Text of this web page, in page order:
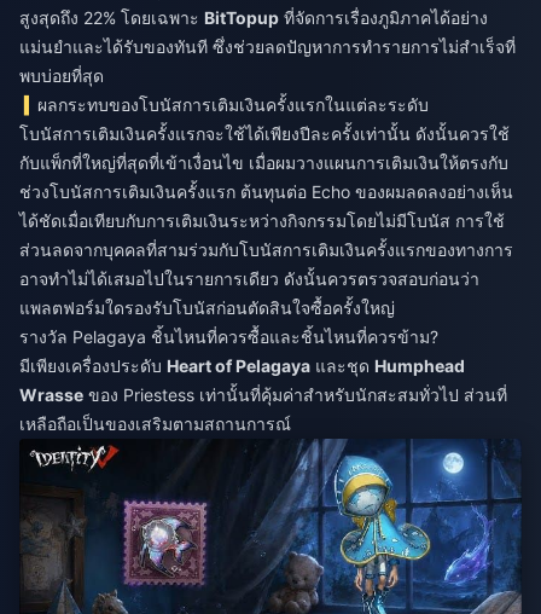
สูงสุดถึง 22% โดยเฉพาะ BitTopup ที่จัดการเรื่องภูมิภาคได้อย่าง
แม่นยำและได้รับของทันที ซึ่งช่วยลดปัญหาการทำรายการไม่สำเร็จที่
พบบ่อยที่สุด
ผลกระทบของโบนัสการเติมเงินครั้งแรกในแต่ละระดับ
โบนัสการเติมเงินครั้งแรกจะใช้ได้เพียงปีละครั้งเท่านั้น ดังนั้นควรใช้
กับแพ็กที่ใหญ่ที่สุดที่เข้าเงื่อนไข เมื่อผมวางแผนการเติมเงินให้ตรงกับ
ช่วงโบนัสการเติมเงินครั้งแรก ต้นทุนต่อ Echo ของผมลดลงอย่างเห็น
ได้ชัดเมื่อเทียบกับการเติมเงินระหว่างกิจกรรมโดยไม่มีโบนัส การใช้
ส่วนลดจากบุคคลที่สามร่วมกับโบนัสการเติมเงินครั้งแรกของทางการ
อาจทำไม่ได้เสมอไปในรายการเดียว ดังนั้นควรตรวจสอบก่อนว่า
แพลตฟอร์มใดรองรับโบนัสก่อนตัดสินใจซื้อครั้งใหญ่
รางวัล Pelagaya ชิ้นไหนที่ควรซื้อและชิ้นไหนที่ควรข้าม?
มีเพียงเครื่องประดับ Heart of Pelagaya และชุด Humphead
Wrasse ของ Priestess เท่านั้นที่คุ้มค่าสำหรับนักสะสมทั่วไป ส่วนที่
เหลือถือเป็นของเสริมตามสถานการณ์